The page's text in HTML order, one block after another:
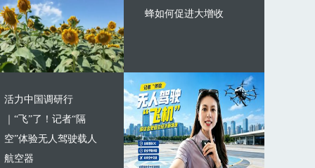
蜂如何促进大增收
活力中国调研行
｜“飞”了！记者“隔
空”体验无人驾驶载人
航空器